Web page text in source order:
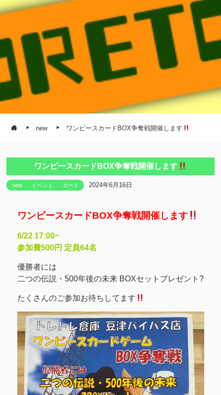
new ワンピースカードBOX争奪戦開催します
ワンピースカードBOX争奪戦開催します
new イベント カード 2024年6月16日
ワンピースカードBOX争奪戦開催します
6/22 17:00~
参加費500円 定員64名
優勝者には
二つの伝説・500年後の未来 BOXセットプレゼント?
たくさんのご参加お待ちしてます